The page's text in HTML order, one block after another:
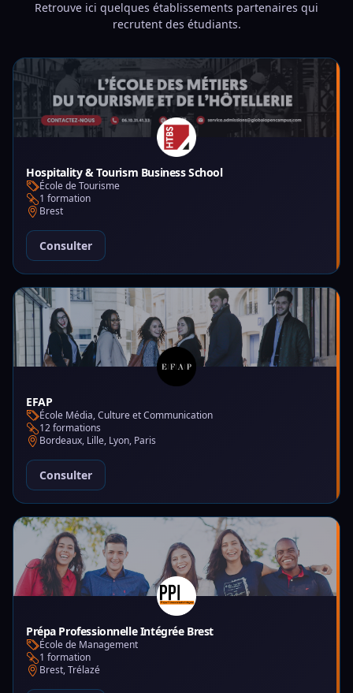
Retrouve ici quelques établissements partenaires qui
recrutent des étudiants.
Hospitality & Tourism Business School
École de Tourisme
1 formation
Brest
Consulter
EFAP
École Média, Culture et Communication
12 formations
Bordeaux, Lille, Lyon, Paris
Consulter
Prépa Professionnelle Intégrée Brest
École de Management
1 formation
Brest, Trélazé